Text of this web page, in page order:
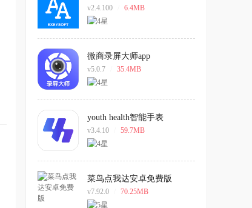
v2.4.100 6.4MB
微商录屏大师app
v5.0.7 35.4MB
youth health智能手表
v3.4.10 59.7MB
菜鸟点我达安卓免费版
v7.92.0 70.25MB